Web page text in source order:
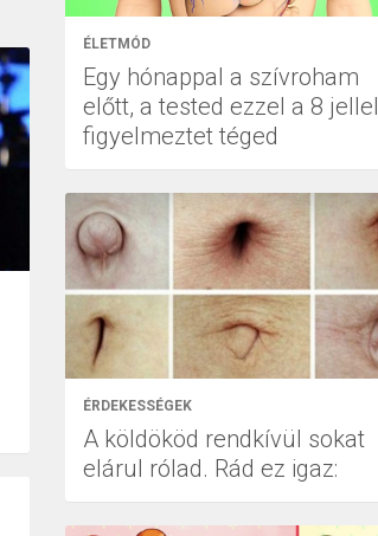
ÉLETMÓD
Egy hónappal a szívroham
előtt, a tested ezzel a 8 jellel
figyelmeztet téged
ÉRDEKESSÉGEK
A köldököd rendkívül sokat
elárul rólad. Rád ez igaz: